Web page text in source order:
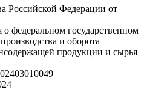
Российской Федерации от
федеральном государственном
и оборота
продукции и сырья